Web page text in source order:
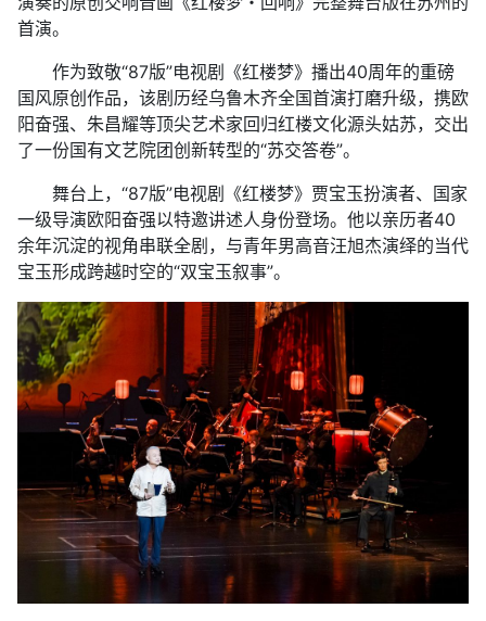
首演。
作为致敬“87版”电视剧《红楼梦》播出40周年的重磅
国风原创作品，该剧历经乌鲁木齐全国首演打磨升级，携欧
阳奋强、朱昌耀等顶尖艺术家回归红楼文化源头姑苏，交出
了一份国有文艺院团创新转型的“苏交答卷”。
舞台上，“87版”电视剧《红楼梦》贾宝玉扮演者、国家
一级导演欧阳奋强以特邀讲述人身份登场。他以亲历者40
余年沉淀的视角串联全剧，与青年男高音汪旭杰演绎的当代
宝玉形成跨越时空的“双宝玉叙事”。